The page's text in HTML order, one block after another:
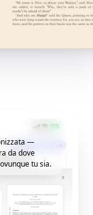
—
da dove
tu sia.